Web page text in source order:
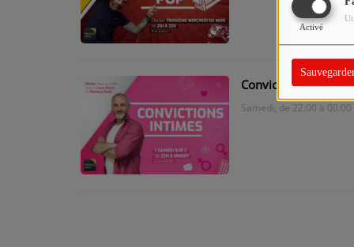
Activé
Convictions Intimes
Samedi, de 22:00 à 00:00